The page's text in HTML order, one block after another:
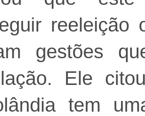
reeleição
gestões
Ele
tem